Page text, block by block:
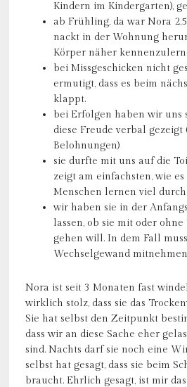
Kindern im Kindergarten),
ab Frühling, da war Nora
nackt in der Wohnung
Körper näher
bei Missgeschicken nicht
ermutigt, dass es beim
klappt.
bei Erfolgen haben wir uns
diese Freude verbal gezeigt
Belohnungen)
sie durfte mit uns auf die
zeigt am einfachsten, wie
Menschen lernen viel
wir haben sie in der
lassen, ob sie mit oder
gehen will. In dem Fall
Wechselgewand
Nora ist seit 3 Monaten fast
wirklich stolz, dass sie das
Sie hat selbst den Zeitpunkt
dass wir an diese Sache eher
sind. Nachts darf sie noch eine
selbst hat gesagt, dass sie beim
braucht. Ehrlich gesagt, ist mir